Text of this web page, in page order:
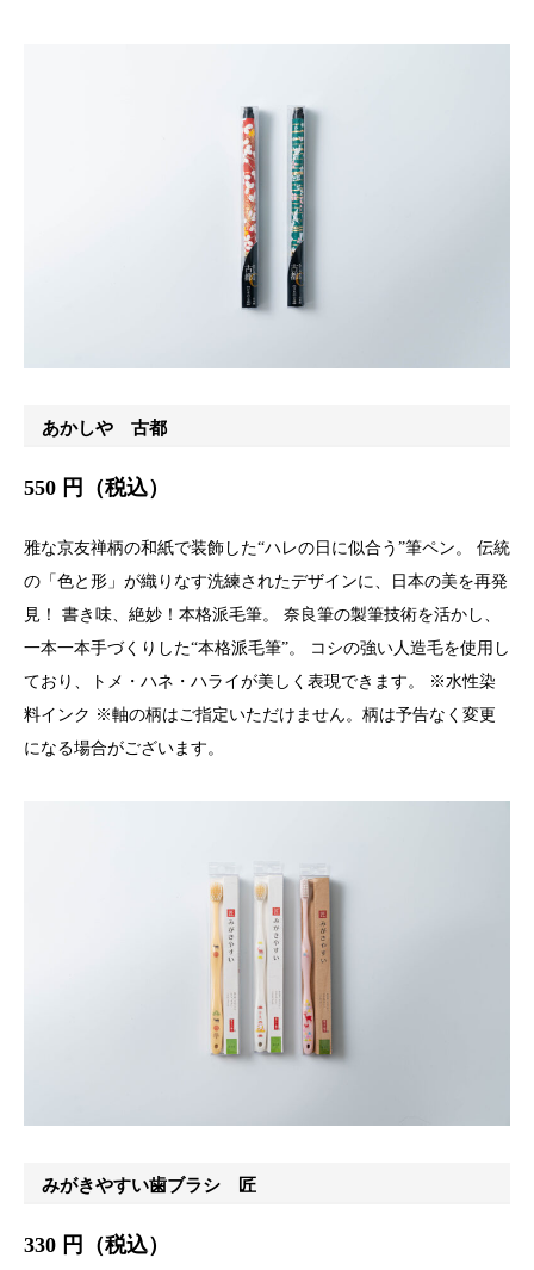
あかしや 古都
550 円（税込）
雅な京友禅柄の和紙で装飾した“ハレの日に似合う”筆ペン。 伝統
の「色と形」が織りなす洗練されたデザインに、日本の美を再発
見！ 書き味、絶妙！本格派毛筆。 奈良筆の製筆技術を活かし、
一本一本手づくりした“本格派毛筆”。 コシの強い人造毛を使用し
ており、トメ・ハネ・ハライが美しく表現できます。 ※水性染
料インク ※軸の柄はご指定いただけません。柄は予告なく変更
になる場合がございます。
みがきやすい歯ブラシ 匠
330 円（税込）